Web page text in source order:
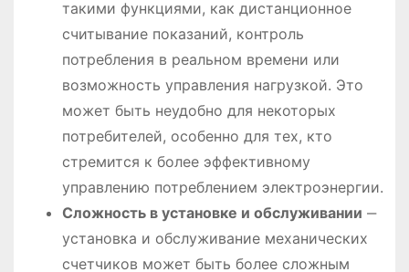
такими функциями, как дистанционное
считывание показаний, контроль
потребления в реальном времени или
возможность управления нагрузкой. Это
может быть неудобно для некоторых
потребителей, особенно для тех, кто
стремится к более эффективному
управлению потреблением электроэнергии.
Сложность в установке и обслуживании ‒
установка и обслуживание механических
счетчиков может быть более сложным